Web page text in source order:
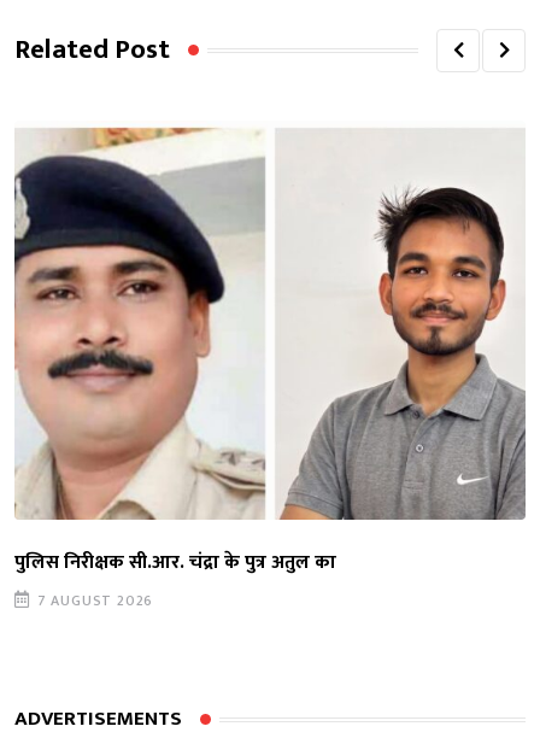
Related Post
पुलिस निरीक्षक सी.आर. चंद्रा के पुत्र अतुल का
7 AUGUST 2026
ADVERTISEMENTS